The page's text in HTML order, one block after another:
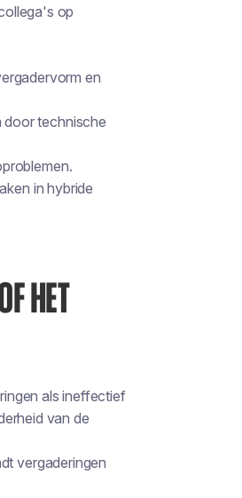
op
en
door technische
in hybride
HET
als ineffectief
van de
vergaderingen